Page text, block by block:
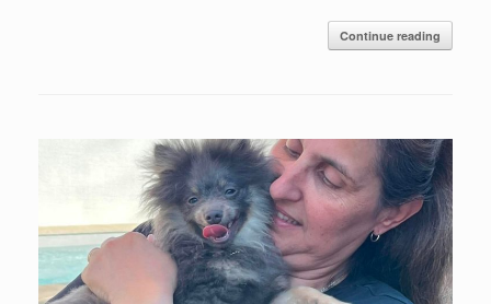
Continue reading